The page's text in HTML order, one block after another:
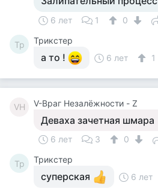
6 лет 1 0
Tp Tpикcтep
а то ! 6 лет 1
VН V-Враг Незалёжности - Z
Деваха зачетная шмара
6 лет 3 0
Tp Tpикcтep
суперская 6 лет